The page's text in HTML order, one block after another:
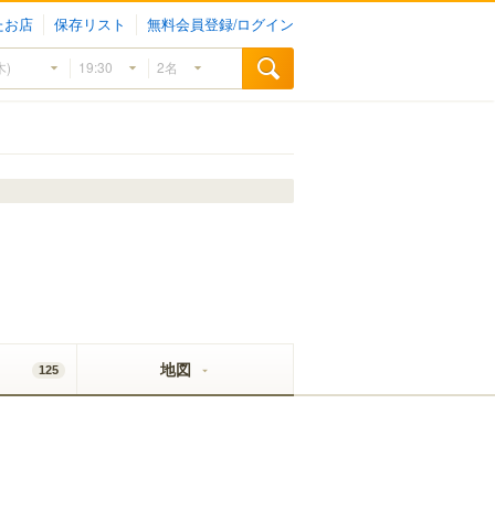
お店 保存リスト 無料会員登録/ログイン
125 地図